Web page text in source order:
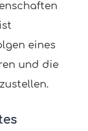
eines
und die